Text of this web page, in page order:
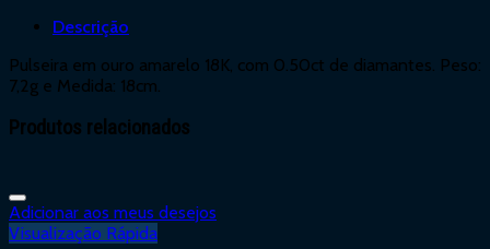
Descrição
Pulseira em ouro amarelo 18K, com 0.50ct de diamantes. Peso:
7,2g e Medida: 18cm.
Produtos relacionados
Adicionar aos meus desejos
Visualização Rápida